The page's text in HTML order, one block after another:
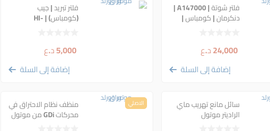
فلتر شوتة | A147000 |
دنكرمان | كومباس |
24,000د.ع
إضافة إلى السلة
فلتر تبريد | جيب
(كومباس) | HI-
5,000د.ع
إضافة إلى السلة
سائل مانع تهريب ماي
الراديتر موتول
الاصلي منظف نظام الاحتراق في
محركات GDi من موتول